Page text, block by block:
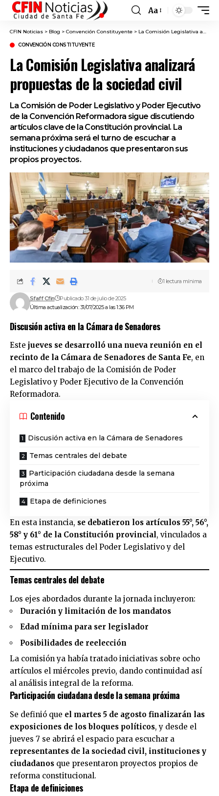
Font
Resizer
Aa
CFIN Noticias > Blog > Convención Constituyente > La Comisión Legislativa analizará propuestas de la sociedad civil
CONVENCIÓN CONSTITUYENTE
La Comisión Legislativa analizará
propuestas de la sociedad civil
La Comisión de Poder Legislativo y Poder Ejecutivo
de la Convención Reformadora sigue discutiendo
artículos clave de la Constitución provincial. La
semana próxima será el turno de escuchar a
instituciones y ciudadanos que presentaron sus
propios proyectos.
Última actualización: 31/07/2025 a las 1:36 PM
Sfaff Cfin Publicado 31 de julio de 2025
1 lectura mínima
Discusión activa en la Cámara de Senadores
Este jueves se desarrolló una nueva reunión en el
recinto de la Cámara de Senadores de Santa Fe, en
el marco del trabajo de la Comisión de Poder
Legislativo y Poder Ejecutivo de la Convención
Reformadora.
Contenido
Discusión activa en la Cámara de Senadores
Temas centrales del debate
Participación ciudadana desde la semana
próxima
Etapa de definiciones
En esta instancia, se debatieron los artículos 55°, 56°,
58° y 61° de la Constitución provincial, vinculados a
temas estructurales del Poder Legislativo y del
Ejecutivo.
Temas centrales del debate
Los ejes abordados durante la jornada incluyeron:
Duración y limitación de los mandatos
Edad mínima para ser legislador
Posibilidades de reelección
La comisión ya había tratado iniciativas sobre ocho
artículos el miércoles previo, dando continuidad así
al análisis integral de la reforma.
Participación ciudadana desde la semana próxima
Se definió que el martes 5 de agosto finalizarán las
exposiciones de los bloques políticos, y desde el
jueves 7 se abrirá el espacio para escuchar a
representantes de la sociedad civil, instituciones y
ciudadanos que presentaron proyectos propios de
reforma constitucional.
Etapa de definiciones